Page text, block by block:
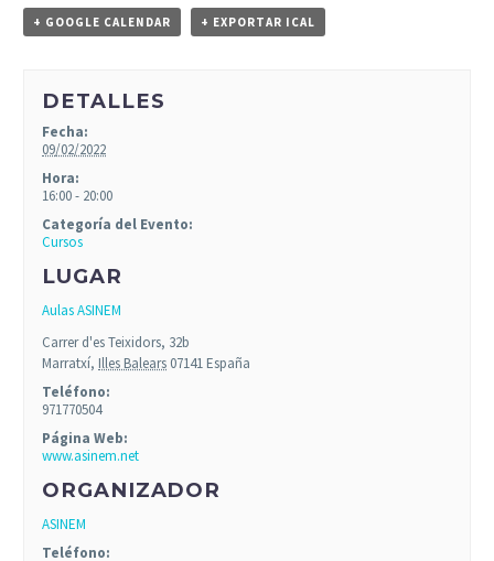
+ GOOGLE CALENDAR + EXPORTAR ICAL
DETALLES
Fecha:
09/02/2022
Hora:
16:00 - 20:00
Categoría del Evento:
Cursos
LUGAR
Aulas ASINEM
Carrer d'es Teixidors, 32b
Marratxí, Illes Balears 07141 España
Teléfono:
971770504
Página Web:
www.asinem.net
ORGANIZADOR
ASINEM
Teléfono: